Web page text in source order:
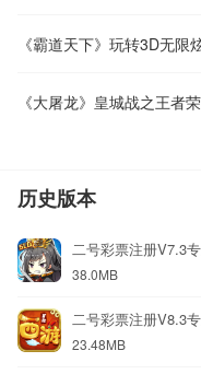
《大屠龙》皇城战之王者
历史版本
二号彩票注册V7.3
38.0MB
二号彩票注册V8.3
23.48MB